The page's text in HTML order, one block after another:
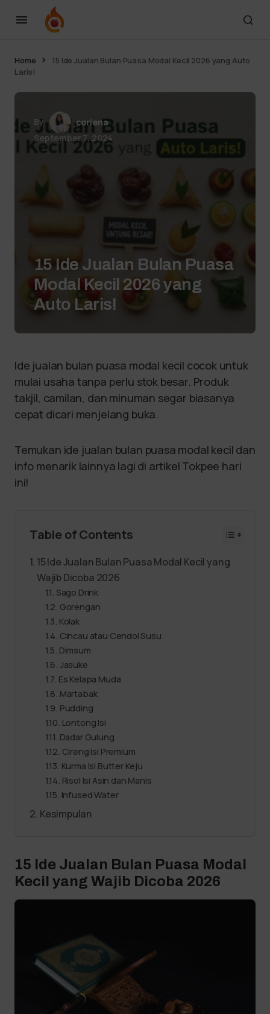
Home
15 Ide Jualan Bulan Puasa Modal Kecil 2026 yang Auto
Laris!
By
coriena
September 7, 2024
15 Ide Jualan Bulan Puasa
Modal Kecil 2026 yang
Auto Laris!
Ide jualan bulan puasa modal kecil cocok untuk
mulai usaha tanpa perlu stok besar. Produk
takjil, camilan, dan minuman segar biasanya
cepat dicari menjelang buka.
Temukan ide jualan bulan puasa modal kecil dan
info menarik lainnya lagi di artikel Tokpee hari
ini!
Table of Contents
15 Ide Jualan Bulan Puasa Modal Kecil yang
Wajib Dicoba 2026
Sago Drink
Gorengan
Kolak
Cincau atau Cendol Susu
Dimsum
Jasuke
Es Kelapa Muda
Martabak
Pudding
Lontong Isi
Dadar Gulung
Cireng Isi Premium
Kurma Isi Butter Keju
Risol Isi Asin dan Manis
Infused Water
Kesimpulan
15 Ide Jualan Bulan Puasa Modal
Kecil yang Wajib Dicoba 2026